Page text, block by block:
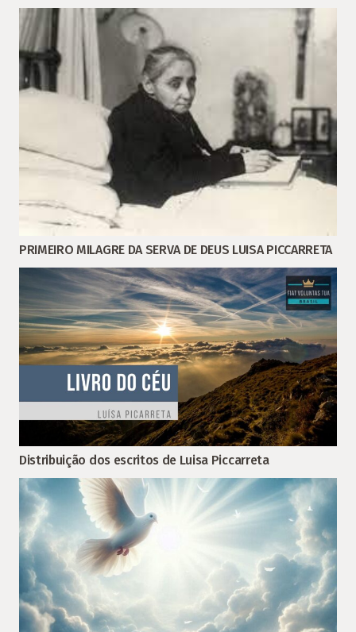
PRIMEIRO MILAGRE DA SERVA DE DEUS LUISA PICCARRETA
Distribuição dos escritos de Luisa Piccarreta